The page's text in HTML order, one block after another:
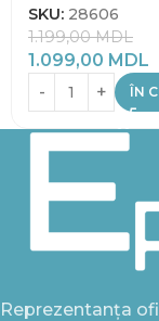
SKU: 28606
1.199,00MDL
1.099,00 MDL
ÎN
Reprezentanța